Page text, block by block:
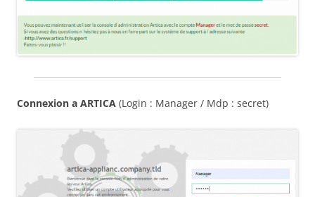
Connexion a ARTICA (Login : Manager / Mdp : secret)